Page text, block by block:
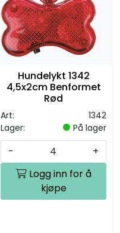
Hundelykt 1342
4,5x2cm Benformet
Rød
Art:
1342
Lager:
På lager
-
+
Logg inn for å
kjøpe